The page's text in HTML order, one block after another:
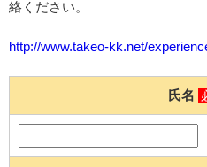
絡ください。
http://www.takeo-kk.net/
氏名